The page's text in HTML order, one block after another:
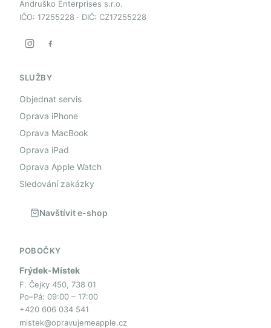
Andruško Enterprises s.r.o.
IČO: 17255228 · DIČ: CZ17255228
SLUŽBY
Objednat servis
Oprava iPhone
Oprava MacBook
Oprava iPad
Oprava Apple Watch
Sledování zakázky
Navštívit e-shop
POBOČKY
Frýdek-Místek
F. Čejky 450, 738 01
Po–Pá: 09:00 – 17:00
+420 606 034 541
mistek@opravujemeapple.cz